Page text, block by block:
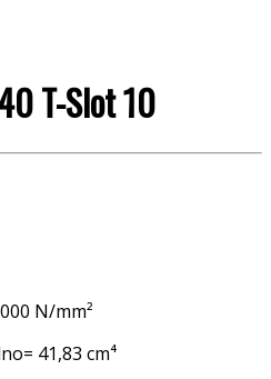
T-Slot 10
N/mm²
41,83 cm⁴